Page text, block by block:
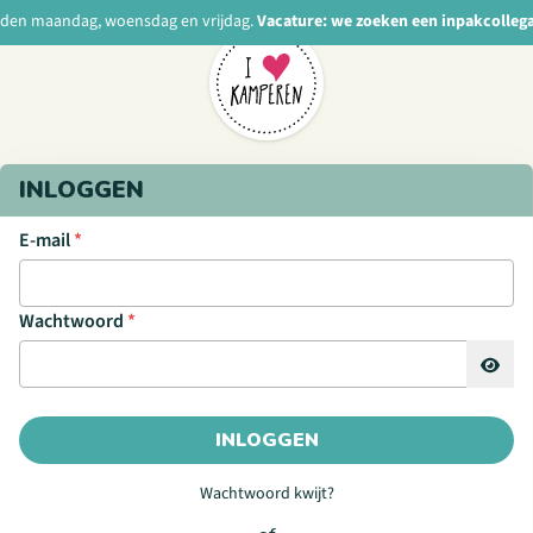
maandag, woensdag en vrijdag.Vacature: we zoeken een
INLOGGEN
E-mail*
Wachtwoord *
INLOGGEN
Wachtwoord kwijt?